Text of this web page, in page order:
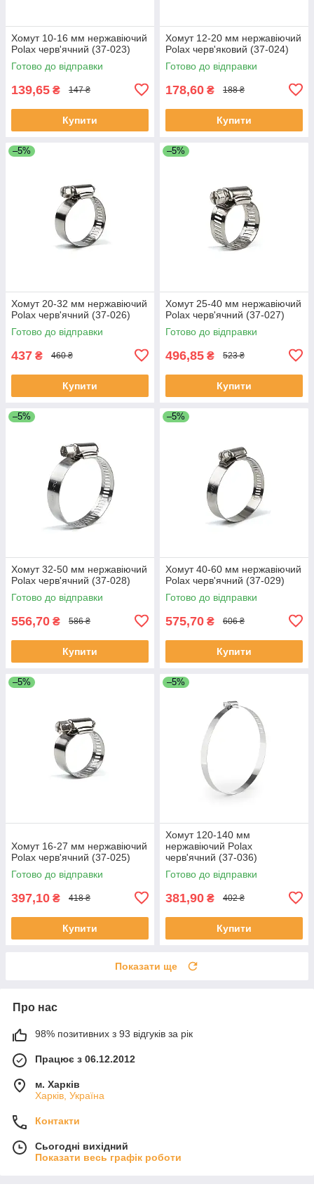
Хомут 10-16 мм нержавіючий
Polax черв'ячний (37-023)
Готово до відправки
139,65 ₴ 147 ₴
Купити
Хомут 12-20 мм нержавіючий
Polax черв'яковий (37-024)
Готово до відправки
178,60 ₴ 188 ₴
Купити
–5%
Хомут 20-32 мм нержавіючий
Polax черв'ячний (37-026)
Готово до відправки
437 ₴ 460 ₴
Купити
–5%
Хомут 25-40 мм нержавіючий
Polax черв'ячний (37-027)
Готово до відправки
496,85 ₴ 523 ₴
Купити
–5%
Хомут 32-50 мм нержавіючий
Polax черв'ячний (37-028)
Готово до відправки
556,70 ₴ 586 ₴
Купити
–5%
Хомут 40-60 мм нержавіючий
Polax черв'ячний (37-029)
Готово до відправки
575,70 ₴ 606 ₴
Купити
–5%
Хомут 16-27 мм нержавіючий
Polax черв'ячний (37-025)
Готово до відправки
397,10 ₴ 418 ₴
Купити
–5%
Хомут 120-140 мм
нержавіючий Polax
черв'ячний (37-036)
Готово до відправки
381,90 ₴ 402 ₴
Купити
Показати ще
Про нас
98% позитивних з 93 відгуків за рік
Працює з 06.12.2012
м. Харків
Харків, Україна
Контакти
Сьогодні вихідний
Показати весь графік роботи